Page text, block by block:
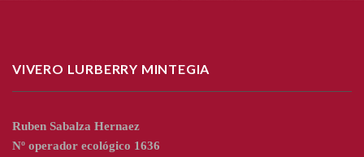
VIVERO LURBERRY MINTEGIA
Ruben Sabalza Hernaez
Nº operador ecológico 1636